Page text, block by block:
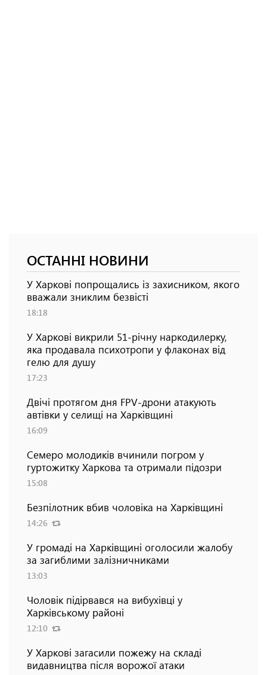
ОСТАННІ НОВИНИ
У Харкові попрощались із захисником, якого
вважали зниклим безвісті
18:18
У Харкові викрили 51-річну наркодилерку,
яка продавала психотропи у флаконах від
гелю для душу
17:23
Двічі протягом дня FPV-дрони атакують
автівки у селищі на Харківщині
16:09
Семеро молодиків вчинили погром у
гуртожитку Харкова та отримали підозри
15:08
Безпілотник вбив чоловіка на Харківщині
14:26
У громаді на Харківщині оголосили жалобу
за загиблими залізничниками
13:03
Чоловік підірвався на вибухівці у
Харківському районі
12:10
У Харкові загасили пожежу на складі
видавництва після ворожої атаки